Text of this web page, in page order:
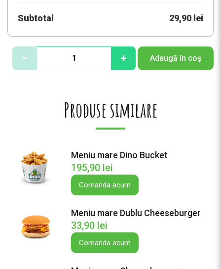
Subtotal 29,90 lei
C
− + Adaugă în coș
Produse similare
Meniu mare Dino Bucket
195,90 lei
Comanda acum
Meniu mare Dublu Cheeseburger
33,90 lei
Comanda acum